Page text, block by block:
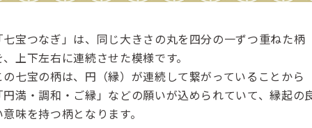
七宝つなぎ」は、同じ大きさの丸を四分の一ずつ重ねた柄
、上下左右に連続させた模様です。
の七宝の柄は、円（縁）が連続して繋がっていることから
円満・調和・ご縁」などの願いが込められていて、縁起の
意味を持つ柄となります。